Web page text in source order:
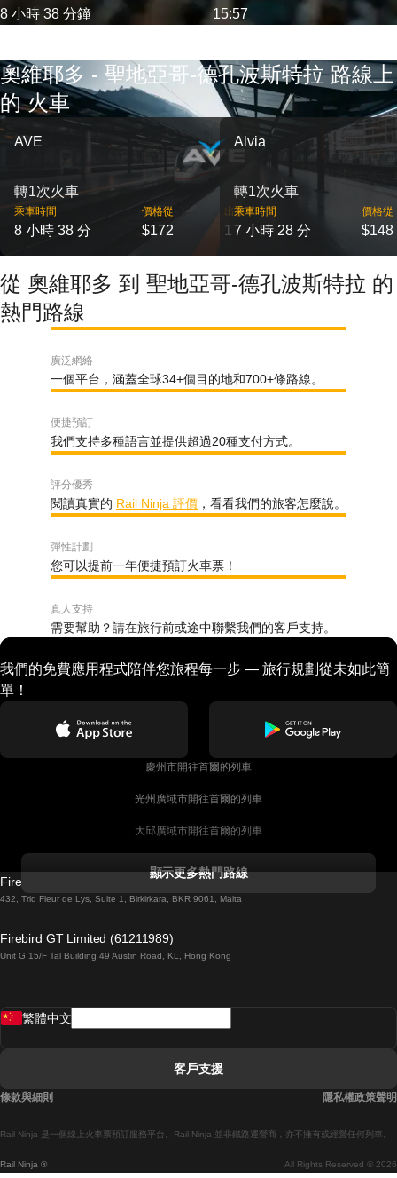
8 小時 38 分鐘 15:57
奧維耶多 - 聖地亞哥-德孔波斯特拉 路線上
的 火車
AVE
轉1次火車
乘車時間
8 小時 38 分
價格從
$172
出發
1
Alvia
轉1次火車
乘車時間
7 小時 28 分
價格從
$148
從 奧維耶多 到 聖地亞哥-德孔波斯特拉 的
熱門路線
廣泛網絡
一個平台，涵蓋全球34+個目的地和700+條路線。
便捷預訂
我們支持多種語言並提供超過20種支付方式。
評分優秀
閱讀真實的 Rail Ninja 評價 ，看看我們的旅客怎麼說。
彈性計劃
您可以提前一年便捷預訂火車票！
真人支持
需要幫助？請在旅行前或途中聯繫我們的客戶支持。
我們的免費應用程式陪伴您旅程每一步 — 旅行規劃從未如此簡
單！
慶州市開往首爾的列車
光州廣域市開往首爾的列車
大邱廣域市開往首爾的列車
都柏林開往戈尔韦的列車
羅馬開往拿坡里的列車
顯示更多熱門路線
Firebird GT Limited (OC 1451)
432, Triq Fleur de Lys, Suite 1, Birkirkara, BKR 9061, Malta
Firebird GT Limited (61211989)
Unit G 15/F Tal Building 49 Austin Road, KL, Hong Kong
Rail Ninja ® All Rights Reserved © 2026
Rail Ninja 是一個線上火車票預訂服務平台。Rail Ninja 並非鐵路運營商，亦不擁有或經營任何列車。
繁體中文
客戶支援
條款與細則 隱私權政策聲明